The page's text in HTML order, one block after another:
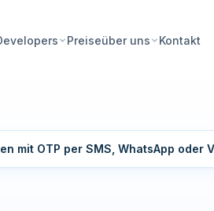
Preiseüber uns Kontakt
mit OTP per SMS, WhatsApp